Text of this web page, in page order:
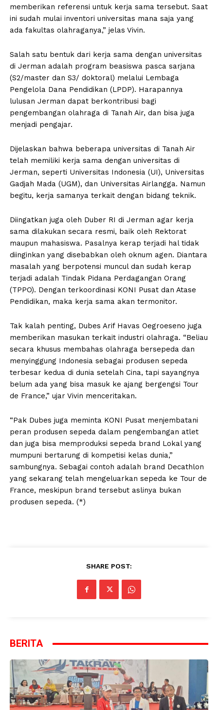
memberikan referensi untuk kerja sama tersebut. Saat
ini sudah mulai inventori universitas mana saja yang
ada fakultas olahraganya,” jelas Vivin.
Salah satu bentuk dari kerja sama dengan universitas
di Jerman adalah program beasiswa pasca sarjana
(S2/master dan S3/ doktoral) melalui Lembaga
Pengelola Dana Pendidikan (LPDP). Harapannya
lulusan Jerman dapat berkontribusi bagi
pengembangan olahraga di Tanah Air, dan bisa juga
menjadi pengajar.
Dijelaskan bahwa beberapa universitas di Tanah Air
telah memiliki kerja sama dengan universitas di
Jerman, seperti Universitas Indonesia (UI), Universitas
Gadjah Mada (UGM), dan Universitas Airlangga. Namun
begitu, kerja samanya terkait dengan bidang teknik.
Diingatkan juga oleh Duber RI di Jerman agar kerja
sama dilakukan secara resmi, baik oleh Rektorat
maupun mahasiswa. Pasalnya kerap terjadi hal tidak
diinginkan yang disebabkan oleh oknum agen. Diantara
masalah yang berpotensi muncul dan sudah kerap
terjadi adalah Tindak Pidana Perdagangan Orang
(TPPO). Dengan terkoordinasi KONI Pusat dan Atase
Pendidikan, maka kerja sama akan termonitor.
Tak kalah penting, Dubes Arif Havas Oegroeseno juga
memberikan masukan terkait industri olahraga. “Beliau
secara khusus membahas olahraga bersepeda dan
menyinggung Indonesia sebagai produsen sepeda
terbesar kedua di dunia setelah Cina, tapi sayangnya
belum ada yang bisa masuk ke ajang bergengsi Tour
de France,” ujar Vivin menceritakan.
“Pak Dubes juga meminta KONI Pusat menjembatani
peran produsen sepeda dalam pengembangan atlet
dan juga bisa memproduksi sepeda brand Lokal yang
mumpuni bertarung di kompetisi kelas dunia,”
sambungnya. Sebagai contoh adalah brand Decathlon
yang sekarang telah mengeluarkan sepeda ke Tour de
France, meskipun brand tersebut aslinya bukan
produsen sepeda. (*)
SHARE POST:
BERITA